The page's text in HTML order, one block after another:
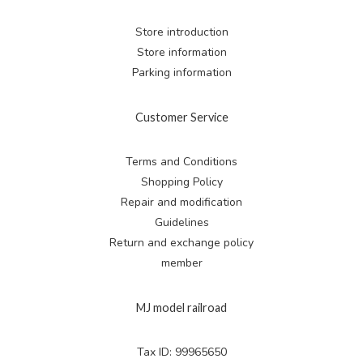
Store introduction
Store information
Parking information
Customer Service
Terms and Conditions
Shopping Policy
Repair and modification
Guidelines
Return and exchange policy
member
MJ model railroad
Tax ID: 99965650